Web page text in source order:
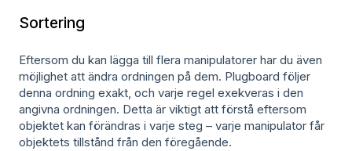
Sortering
Eftersom du kan lägga till flera manipulatorer har du även
möjlighet att ändra ordningen på dem. Plugboard följer
denna ordning exakt, och varje regel exekveras i den
angivna ordningen. Detta är viktigt att förstå eftersom
objektet kan förändras i varje steg – varje manipulator får
objektets tillstånd från den föregående.